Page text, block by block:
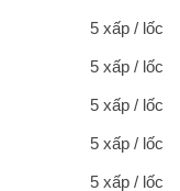
5 xấp / lốc
5 xấp / lốc
5 xấp / lốc
5 xấp / lốc
5 xấp / lốc